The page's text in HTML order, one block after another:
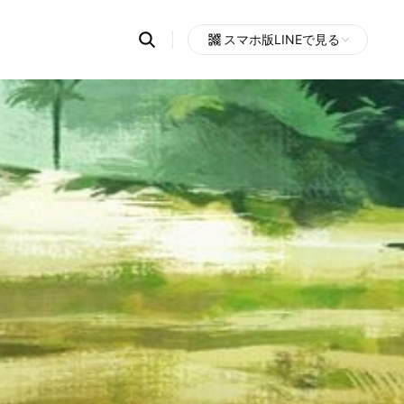
Search
OpenChats
messages
search
area
スマホ版LINEで見る